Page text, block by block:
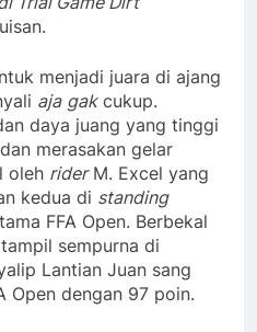
menjadi juara di ajang
aja gakcukup.
daya juang yang tinggi
merasakan gelar
oleh riderM. Excel yang
kedua di standing
FFA Open. Berbekal
sempurna di
Lantian Juan sang
Open dengan 97 poin.